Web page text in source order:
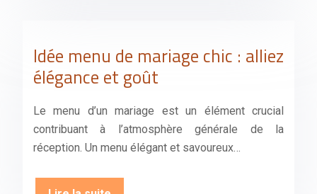
Idée menu de mariage chic : alliez
élégance et goût
Le menu d’un mariage est un élément crucial
contribuant à l’atmosphère générale de la
réception. Un menu élégant et savoureux…